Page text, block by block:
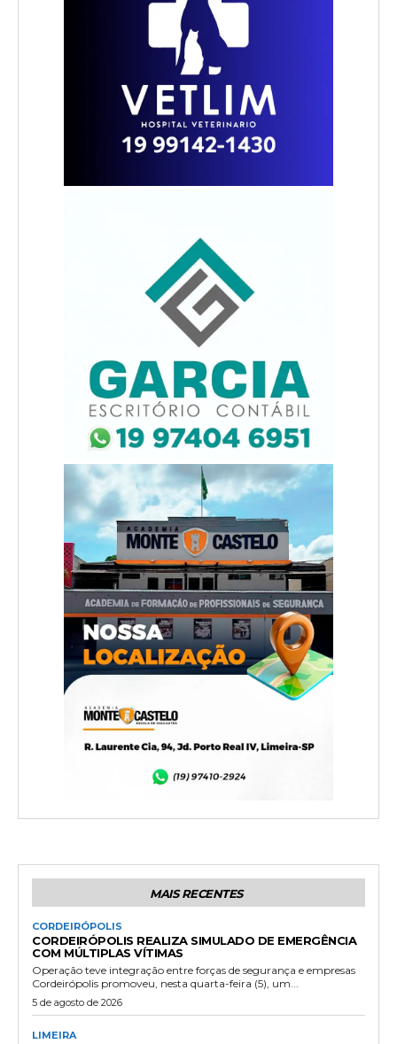
MAIS RECENTES
CORDEIRÓPOLIS
CORDEIRÓPOLIS REALIZA SIMULADO DE EMERGÊNCIA
COM MÚLTIPLAS VÍTIMAS
Operação teve integração entre forças de segurança e empresas
Cordeirópolis promoveu, nesta quarta-feira (5), um...
5 de agosto de 2026
LIMEIRA